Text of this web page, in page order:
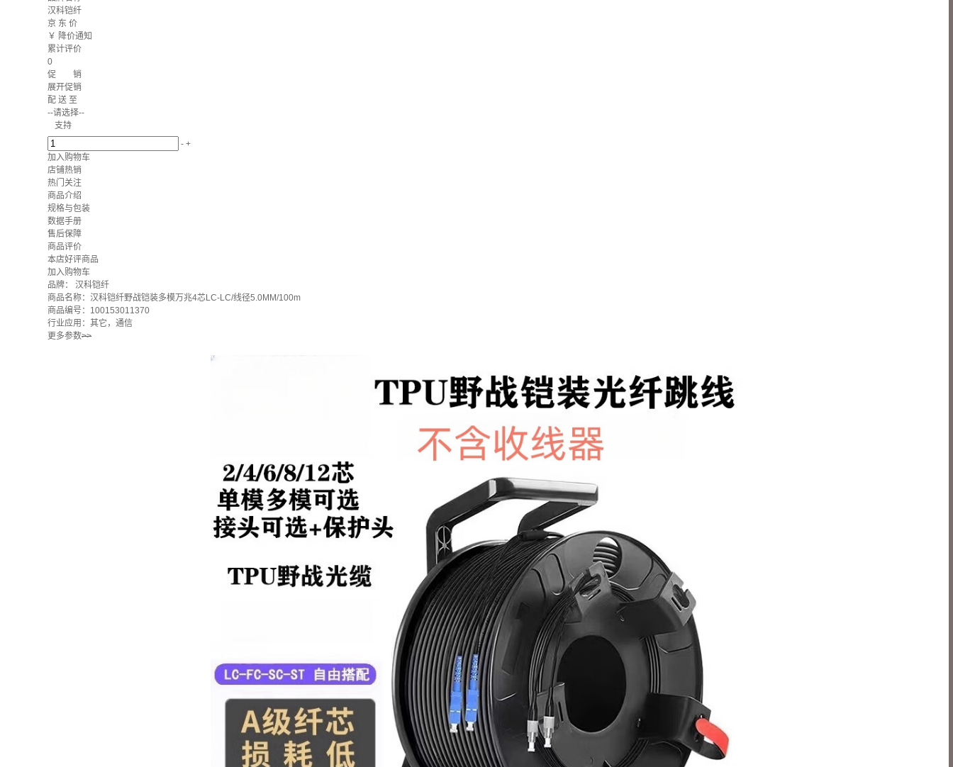
汉科铠纤
京 东 价
￥ 降价通知
累计评价
0
促 销
展开促销
配 送 至
--请选择--
支持
- +
加入购物车
店铺热销
热门关注
商品介绍
规格与包装
数据手册
售后保障
商品评价
本店好评商品
加入购物车
品牌： 汉科铠纤
商品名称：汉科铠纤野战铠装多模万兆4芯LC-LC/线径5.0MM/100m
商品编号：100153011370
行业应用：其它，通信
更多参数>>